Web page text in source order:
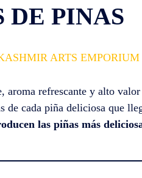
DE PINAS
ARTS EMPORIUM
refrescante y alto
cada piña deliciosa que
las piñas más